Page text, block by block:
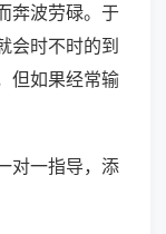
奔波劳碌。于
会时不时的到
但如果经常输
对一指导，添